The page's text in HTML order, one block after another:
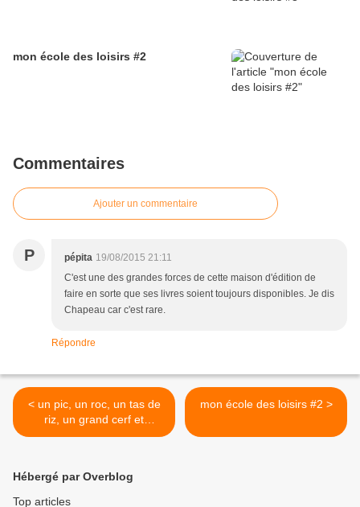
mon école des loisirs #2
Commentaires
Ajouter un commentaire
P pépita 19/08/2015 21:11
C'est une des grandes forces de cette maison d'édition de
faire en sorte que ses livres soient toujours disponibles. Je dis
Chapeau car c'est rare.
Répondre
< un pic, un roc, un tas de
riz, un grand cerf et
Pythagore
mon école des loisirs #2 >
Hébergé par Overblog
Top articles